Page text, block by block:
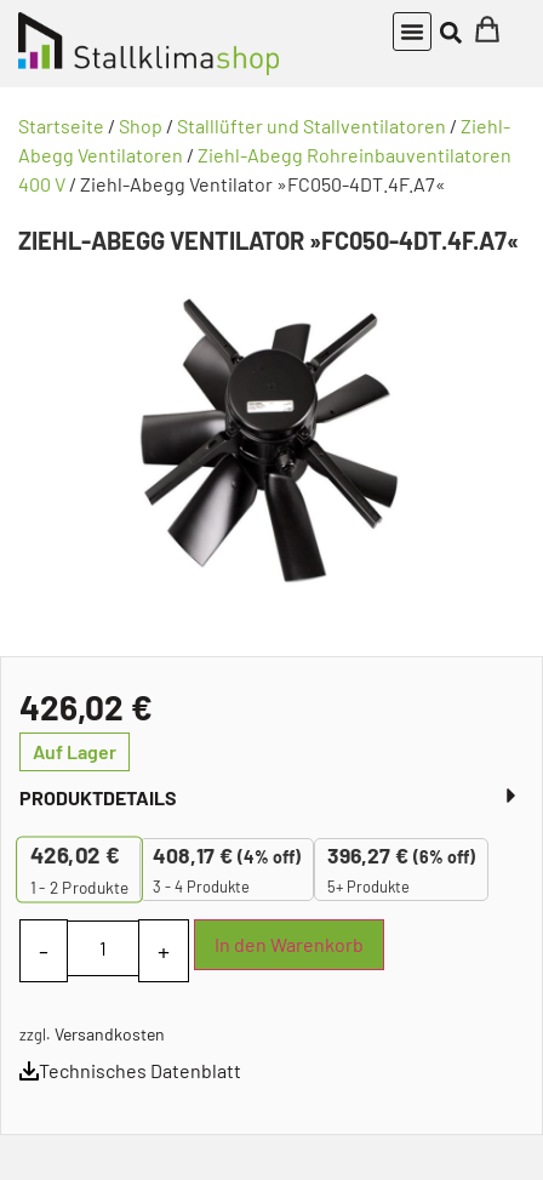
Startseite / Shop / Stalllüfter und Stallventilatoren / Ziehl-
Abegg Ventilatoren / Ziehl-Abegg Rohreinbauventilatoren
400 V / Ziehl-Abegg Ventilator »FC050-4DT.4F.A7«
ZIEHL-ABEGG VENTILATOR »FC050-4DT.4F.A7«
426,02 €
Auf Lager
PRODUKTDETAILS
426,02 €
1 - 2 Produkte
408,17€ (4% off)
3 - 4 Produkte
396,27€ (6% off)
5+ Produkte
In den Warenkorb
zzgl. Versandkosten
Technisches Datenblatt